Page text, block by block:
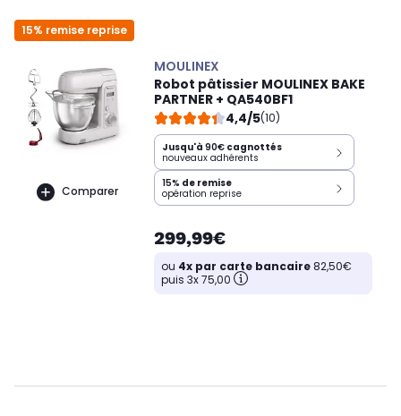
15% remise reprise
Comparer
MOULINEX
Robot pâtissier MOULINEX BAKE
PARTNER + QA540BF1
4,4/5(10)
Jusqu'à 90€ cagnottés
nouveaux adhérents
15% de remise
opération reprise
299,99€
ou 4x par carte bancaire82,50€
puis 3x 75,00